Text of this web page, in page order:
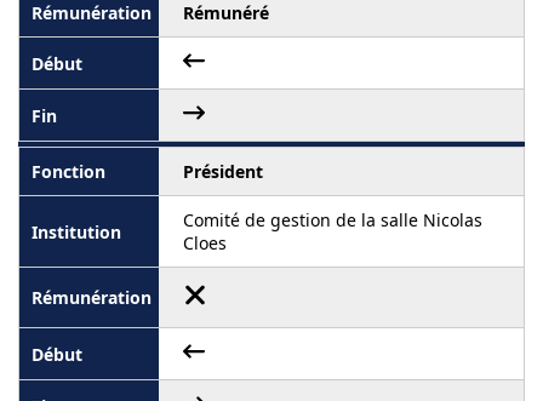
Rémunéré
Président
Comité de gestion de la salle Nicolas
Cloes